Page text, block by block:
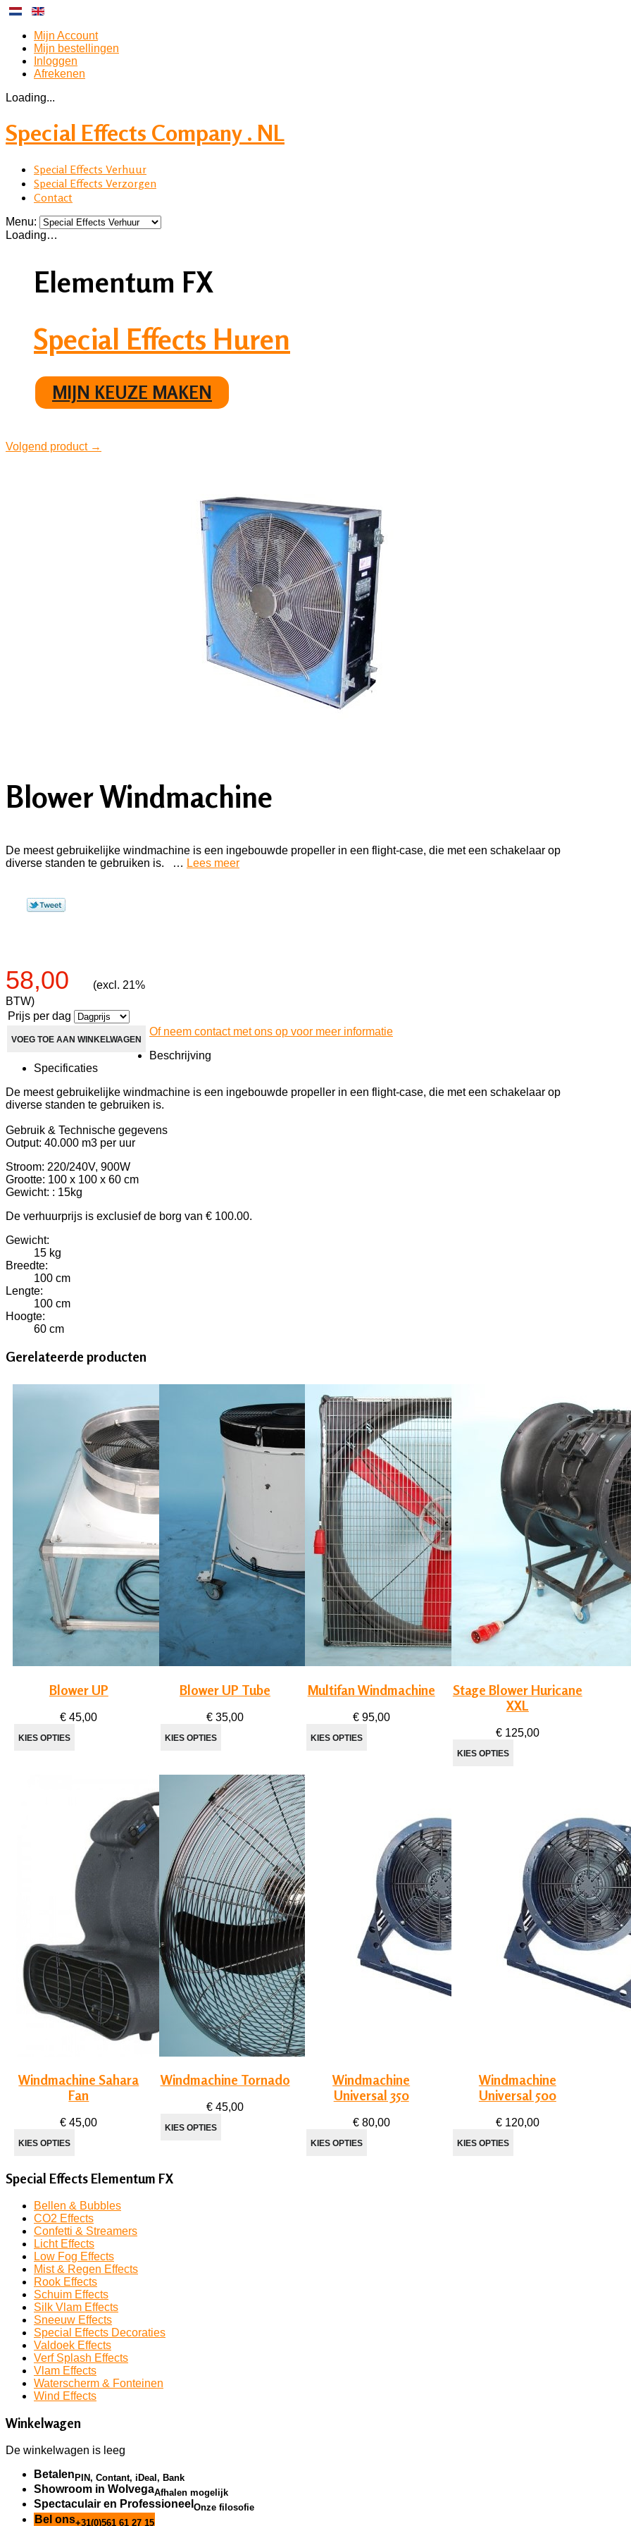
Mijn Account
Mijn bestellingen
Inloggen
Afrekenen
Loading...
Special Effects Company . NL
Special Effects Verhuur
Special Effects Verzorgen
Contact
Menu:
Loading…
Elementum FX
Special Effects Huren
MIJN KEUZE MAKEN
Volgend product →
Blower Windmachine
De meest gebruikelijke windmachine is een ingebouwde propeller in een flight-case, die met een schakelaar op
diverse standen te gebruiken is. … Lees meer
58,00
(excl. 21%
BTW)
Prijs per dag
Of neem contact met ons op voor meer informatie
Beschrijving
Specificaties
De meest gebruikelijke windmachine is een ingebouwde propeller in een flight-case, die met een schakelaar op
diverse standen te gebruiken is.
Gebruik & Technische gegevens
Output: 40.000 m3 per uur
Stroom: 220/240V, 900W
Grootte: 100 x 100 x 60 cm
Gewicht: : 15kg
De verhuurprijs is exclusief de borg van € 100.00.
Gewicht:
15 kg
Breedte:
100 cm
Lengte:
100 cm
Hoogte:
60 cm
Gerelateerde producten
Blower UP
€ 45,00
Blower UP Tube
€ 35,00
Multifan Windmachine
€ 95,00
Stage Blower Huricane
XXL
€ 125,00
Windmachine Sahara
Fan
€ 45,00
Windmachine Tornado
€ 45,00
Windmachine
Universal 350
€ 80,00
Windmachine
Universal 500
€ 120,00
Special Effects Elementum FX
Bellen & Bubbles
CO2 Effects
Confetti & Streamers
Licht Effects
Low Fog Effects
Mist & Regen Effects
Rook Effects
Schuim Effects
Silk Vlam Effects
Sneeuw Effects
Special Effects Decoraties
Valdoek Effects
Verf Splash Effects
Vlam Effects
Waterscherm & Fonteinen
Wind Effects
Winkelwagen
De winkelwagen is leeg
Betalen PIN, Contant, iDeal, Bank
Showroom in WolvegaAfhalen mogelijk
Spectaculair en Professioneel Onze filosofie
Bel ons+31(0)561 61 27 15